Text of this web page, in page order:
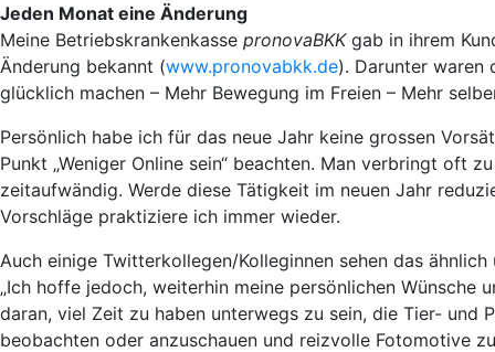
Jeden Monat eine Änderung
Meine Betriebskrankenkasse pronovaBKKgab in ihrem
Änderung bekannt (www.pronovabkk.de). Darunter waren
glücklich machen – Mehr Bewegung im Freien – Mehr
Persönlich habe ich für das neue Jahr keine grossen
Punkt „Weniger Online sein“ beachten. Man verbringt oft
zeitaufwändig. Werde diese Tätigkeit im neuen Jahr
Vorschläge praktiziere ich immer wieder.
Auch einige Twitterkollegen/Kolleginnen sehen das
„Ich hoffe jedoch, weiterhin meine persönlichen Wünsche
daran, viel Zeit zu haben unterwegs zu sein, die Tier- und
beobachten oder anzuschauen und reizvolle Fotomotive